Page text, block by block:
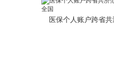
医保个人账户跨省共